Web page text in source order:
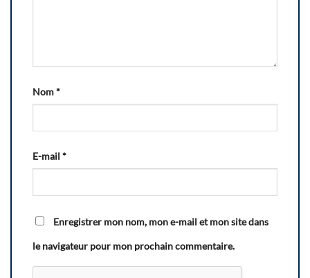
Nom*
E-mail *
Enregistrer mon nom, mon e-mail et mon site dans
le navigateur pour mon prochain commentaire.